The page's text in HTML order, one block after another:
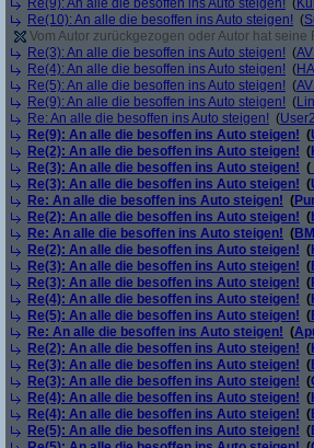
Re(9): An alle die besoffen ins Auto steigen! (
Re(10): An alle die besoffen ins Auto steigen! (
Vom Autor zurückgezogen oder Autor hat
Re(3): An alle die besoffen ins Auto steigen! (
Re(4): An alle die besoffen ins Auto steigen! (
Re(5): An alle die besoffen ins Auto steigen! (
Re(9): An alle die besoffen ins Auto steigen! (
Re: An alle die besoffen ins Auto steigen! (
Re(9): An alle die besoffen ins Auto steigen! (
Re(2): An alle die besoffen ins Auto steigen! (
Re(3): An alle die besoffen ins Auto steigen! (
Re(3): An alle die besoffen ins Auto steigen! (
Re: An alle die besoffen ins Auto steigen! (
Re(2): An alle die besoffen ins Auto steigen! (
Re: An alle die besoffen ins Auto steigen! (
Re(2): An alle die besoffen ins Auto steigen! (
Re(3): An alle die besoffen ins Auto steigen! (
Re(3): An alle die besoffen ins Auto steigen! (
Re(4): An alle die besoffen ins Auto steigen! (
Re(5): An alle die besoffen ins Auto steigen! (
Re: An alle die besoffen ins Auto steigen! (
Re(2): An alle die besoffen ins Auto steigen! (
Re(3): An alle die besoffen ins Auto steigen! (
Re(3): An alle die besoffen ins Auto steigen! (
Re(4): An alle die besoffen ins Auto steigen! (
Re(4): An alle die besoffen ins Auto steigen! (
Re(5): An alle die besoffen ins Auto steigen! (